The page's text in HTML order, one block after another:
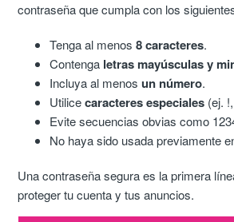
contraseña que cumpla con los
Tenga al menos8 caracteres.
Contenga letras mayúsculas y
Incluya al menosun número.
Utilicecaracteres especiales (ej.
Evite secuencias obvias como
No haya sido usada previamente
Una contraseña segura es la primera
proteger tu cuenta y tus anuncios.